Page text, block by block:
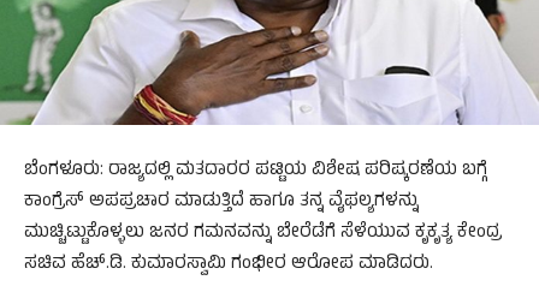
ಬೆಂಗಳೂರು: ರಾಜ್ಯದಲ್ಲಿ ಮತದಾರರ ಪಟ್ಟಿಯ ವಿಶೇಷ ಪರಿಷ್ಕರಣೆಯ ಬಗ್ಗೆ
ಕಾಂಗ್ರೆಸ್ ಅಪಪ್ರಚಾರ ಮಾಡುತ್ತಿದೆ ಹಾಗೂ ತನ್ನ ವೈಫಲ್ಯಗಳನ್ನು
ಮುಚ್ಚಿಟ್ಟುಕೊಳ್ಳಲು ಜನರ ಗಮನವನ್ನು ಬೇರೆಡೆಗೆ ಸೆಳೆಯುವ ಕೃಕೃತ್ಯ ಕೇಂದ್ರ
ಸಚಿವ ಹೆಚ್.ಡಿ. ಕುಮಾರಸ್ವಾಮಿ ಗಂಭೀರ ಆರೋಪ ಮಾಡಿದರು.